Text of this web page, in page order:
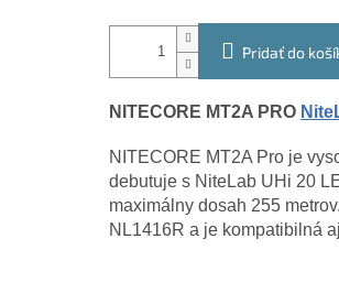
Pridať do
NITECORE MT2A PRO
NITECORE MT2A Pro je
debutuje s NiteLab UHi 20
maximálny dosah 255
NL1416R a je kompatibilná